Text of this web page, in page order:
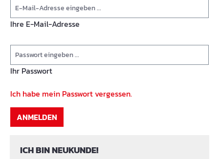
Ihre E-Mail-Adresse
Ihr Passwort
Ich habe mein Passwort vergessen.
ANMELDEN
ICH BIN NEUKUNDE!